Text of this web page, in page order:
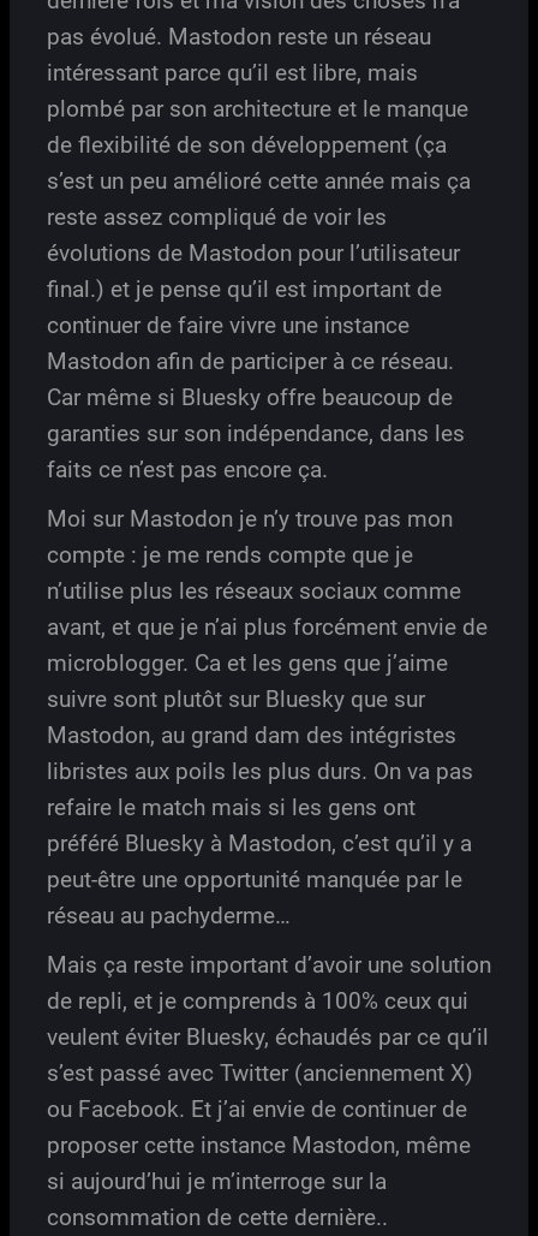
pas évolué. Mastodon reste un réseau
intéressant parce qu’il est libre, mais
plombé par son architecture et le manque
de flexibilité de son développement (ça
s’est un peu amélioré cette année mais ça
reste assez compliqué de voir les
évolutions de Mastodon pour l’utilisateur
final.) et je pense qu’il est important de
continuer de faire vivre une instance
Mastodon afin de participer à ce réseau.
Car même si Bluesky offre beaucoup de
garanties sur son indépendance, dans les
faits ce n’est pas encore ça.
Moi sur Mastodon je n’y trouve pas mon
compte : je me rends compte que je
n’utilise plus les réseaux sociaux comme
avant, et que je n’ai plus forcément envie de
microblogger. Ca et les gens que j’aime
suivre sont plutôt sur Bluesky que sur
Mastodon, au grand dam des intégristes
libristes aux poils les plus durs. On va pas
refaire le match mais si les gens ont
préféré Bluesky à Mastodon, c’est qu’il y a
peut-être une opportunité manquée par le
réseau au pachyderme…
Mais ça reste important d’avoir une solution
de repli, et je comprends à 100% ceux qui
veulent éviter Bluesky, échaudés par ce qu’il
s’est passé avec Twitter (anciennement X)
ou Facebook. Et j’ai envie de continuer de
proposer cette instance Mastodon, même
si aujourd’hui je m’interroge sur la
consommation de cette dernière..